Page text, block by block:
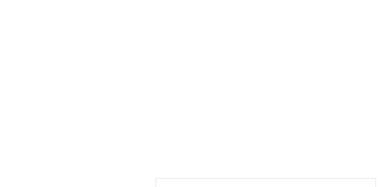
na kiszonkę. Odpowiada za cięcie roślin, co wpływa na